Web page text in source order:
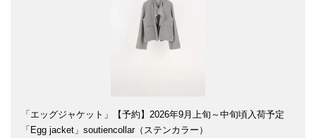
「エッグジャケット」【予約】2026年9月上旬～中旬頃入荷予定
「Egg jacket」soutiencollar（ステンカラー）